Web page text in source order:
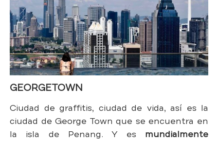
GEORGETOWN
Ciudad de graffitis, ciudad de vida, así es la
ciudad de George Town que se encuentra en
la isla de Penang. Y es mundialmente